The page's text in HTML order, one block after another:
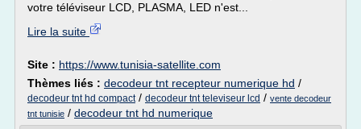
votre téléviseur LCD, PLASMA, LED n'est...
Lire la suite
Site : https://www.tunisia-satellite.com
Thèmes liés : decodeur tnt recepteur numerique hd /
decodeur tnt hd compact/ decodeur tnt televiseur lcd / vente decodeur
tnt tunisie / decodeur tnt hd numerique